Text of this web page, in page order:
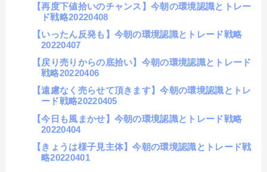
【再度下値拾いのチャンス】今朝の環境認識とトレー
ド戦略20220408
【いったん反発も】今朝の環境認識とトレード戦略
20220407
【戻り売りからの底拾い】今朝の環境認識とトレード
戦略20220406
【遠慮なく売らせて頂きます】今朝の環境認識とトレ
ード戦略20220405
【今日も風まかせ】今朝の環境認識とトレード戦略
20220404
【きょうは様子見主体】今朝の環境認識とトレード戦
略20220401